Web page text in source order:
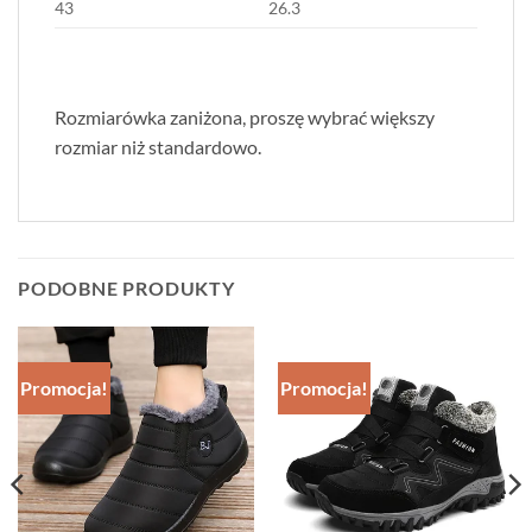
43 26.3
Rozmiarówka zaniżona, proszę wybrać większy
rozmiar niż standardowo.
PODOBNE PRODUKTY
Promocja! Promocja!